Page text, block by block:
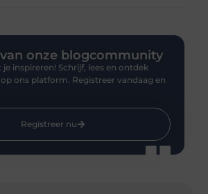
onze blogcommunity
je inspireren! Schrijf, lees en ontdek
ons platform. Registreer vandaag en
Registreer nu